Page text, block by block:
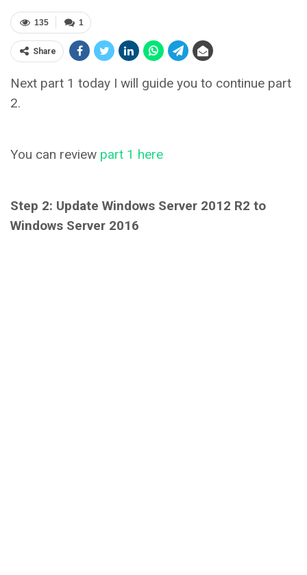
1
135
Share
Next part 1 today I will guide you to continue part
2.
You can review part 1 here
Step 2: Update Windows Server 2012 R2 to
Windows Server 2016